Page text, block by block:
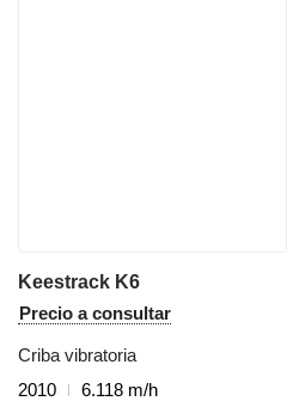
Keestrack K6
Precio a consultar
Criba vibratoria
2010
6.118 m/h